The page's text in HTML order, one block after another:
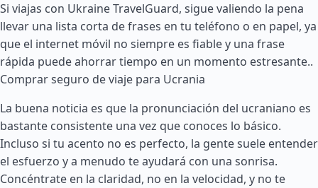
Si viajas con Ukraine TravelGuard, sigue valiendo la pena
llevar una lista corta de frases en tu teléfono o en papel, ya
que el internet móvil no siempre es fiable y una frase
rápida puede ahorrar tiempo en un momento estresante..
Comprar seguro de viaje para Ucrania
La buena noticia es que la pronunciación del ucraniano es
bastante consistente una vez que conoces lo básico.
Incluso si tu acento no es perfecto, la gente suele entender
el esfuerzo y a menudo te ayudará con una sonrisa.
Concéntrate en la claridad, no en la velocidad, y no te